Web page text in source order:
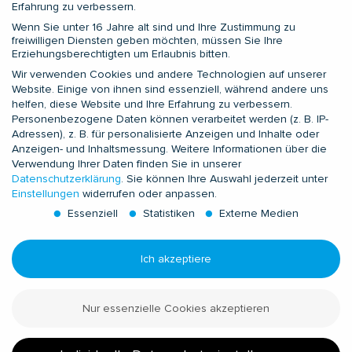
SERVICES
Application Engineering
Field Service
Zusatzleistungen
Prüfdienstleistungen
Prüflabor LIMALAB
KONTAKTE
Europa und Nordafrika
Subsahara-Afrika
Indien und Golfstaaten
Süd- und Zentralamerika
Erfahrung zu verbessern.
Wenn Sie unter 16 Jahre alt sind und Ihre Zustimmung zu
freiwilligen Diensten geben möchten, müssen Sie Ihre
Erziehungsberechtigten um Erlaubnis bitten.
Wir verwenden Cookies und andere Technologien auf unserer
Website. Einige von ihnen sind essenziell, während andere uns
helfen, diese Website und Ihre Erfahrung zu verbessern.
Personenbezogene Daten können verarbeitet werden (z. B. IP-
Adressen), z. B. für personalisierte Anzeigen und Inhalte oder
Anzeigen- und Inhaltsmessung. Weitere Informationen über die
Verwendung Ihrer Daten finden Sie in unserer
Datenschutzerklärung. Sie können Ihre Auswahl jederzeit unter
Einstellungen widerrufen oder anpassen.
Essenziell
Statistiken Externe Medien
Ich akzeptiere
Nur essenzielle Cookies akzeptieren